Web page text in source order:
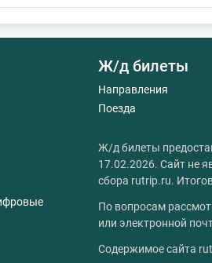
Ж/д билеты
Направления
Поезда
Ж/д билеты
17.02.2026. Сайт не
сбора rutrip.ru.
По вопросам
или электронной
Содержимое сайта